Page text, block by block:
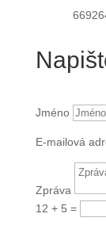
Jméno
E-mailová
Zpráva
12 + 5 =